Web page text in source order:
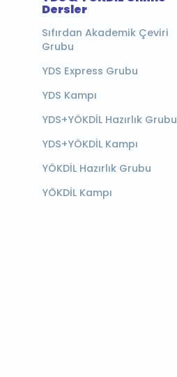
Dersler
Sıfırdan Akademik Çeviri
Grubu
YDS Express Grubu
YDS Kampı
YDS+YÖKDİL Hazırlık Grubu
YDS+YÖKDİL Kampı
YÖKDİL Hazırlık Grubu
YÖKDİL Kampı